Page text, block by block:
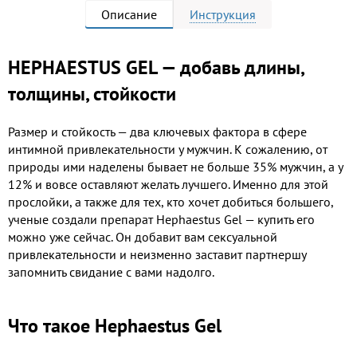
Описание Инструкция
HEPHAESTUS GEL — добавь длины,
толщины, стойкости
Размер и стойкость — два ключевых фактора в сфере
интимной привлекательности у мужчин. К сожалению, от
природы ими наделены бывает не больше 35% мужчин, а у
12% и вовсе оставляют желать лучшего. Именно для этой
прослойки, а также для тех, кто хочет добиться большего,
ученые создали препарат Hephaestus Gel — купить его
можно уже сейчас. Он добавит вам сексуальной
привлекательности и неизменно заставит партнершу
запомнить свидание с вами надолго.
Что такое Hephaestus Gel